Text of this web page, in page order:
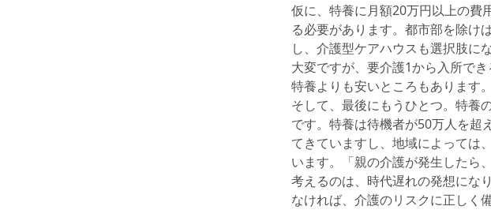
仮に、特養に月額20万円以上の費
る必要があります。都市部を除け
し、介護型ケアハウスも選択肢に
大変ですが、要介護1から入所で
特養よりも安いところもあります。
そして、最後にもうひとつ。特養
です。特養は待機者が50万人を超
てきていますし、地域によっては
います。「親の介護が発生したら
考えるのは、時代遅れの発想にな
なければ、介護のリスクに正しく